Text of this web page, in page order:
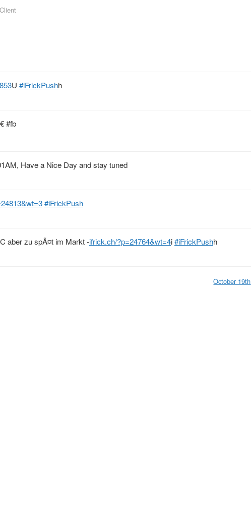
U #iFrickPushh
€ #fb
Have a Nice Day and stay tuned
#iFrickPush
aber zu spÃ¤t im Markt -ifrick.ch/?p=24764&wt=4i#iFrickPushh
October 19th